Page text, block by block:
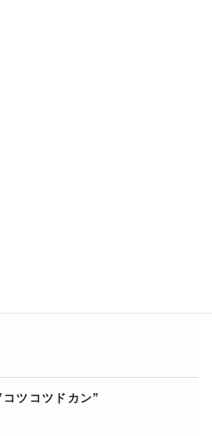
コツコツドカン”